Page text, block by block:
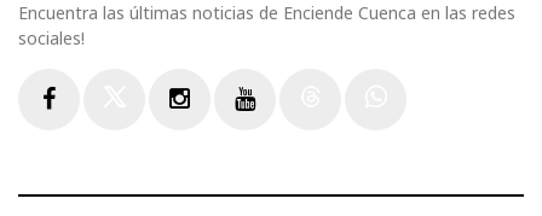
Encuentra las últimas noticias de Enciende Cuenca en las redes
sociales!